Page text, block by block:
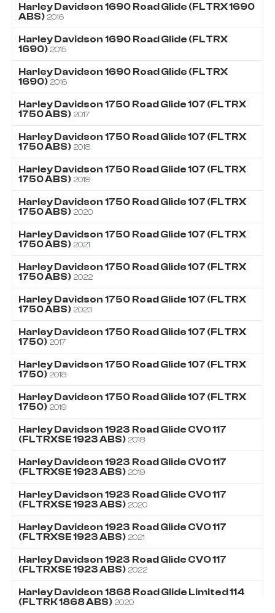
Harley Davidson 1690 Road Glide (FLTRX 1690
ABS) 2016
Harley Davidson 1690 Road Glide (FLTRX
1690) 2015
Harley Davidson 1690 Road Glide (FLTRX
1690) 2016
Harley Davidson 1750 Road Glide 107 (FLTRX
1750 ABS) 2017
Harley Davidson 1750 Road Glide 107 (FLTRX
1750 ABS) 2018
Harley Davidson 1750 Road Glide 107 (FLTRX
1750 ABS) 2019
Harley Davidson 1750 Road Glide 107 (FLTRX
1750 ABS) 2020
Harley Davidson 1750 Road Glide 107 (FLTRX
1750 ABS) 2021
Harley Davidson 1750 Road Glide 107 (FLTRX
1750 ABS) 2022
Harley Davidson 1750 Road Glide 107 (FLTRX
1750 ABS) 2023
Harley Davidson 1750 Road Glide 107 (FLTRX
1750) 2017
Harley Davidson 1750 Road Glide 107 (FLTRX
1750) 2018
Harley Davidson 1750 Road Glide 107 (FLTRX
1750) 2019
Harley Davidson 1923 Road Glide CVO 117
(FLTRXSE 1923 ABS) 2018
Harley Davidson 1923 Road Glide CVO 117
(FLTRXSE 1923 ABS) 2019
Harley Davidson 1923 Road Glide CVO 117
(FLTRXSE 1923 ABS) 2020
Harley Davidson 1923 Road Glide CVO 117
(FLTRXSE 1923 ABS) 2021
Harley Davidson 1923 Road Glide CVO 117
(FLTRXSE 1923 ABS) 2022
Harley Davidson 1868 Road Glide Limited 114
(FLTRK 1868 ABS) 2020